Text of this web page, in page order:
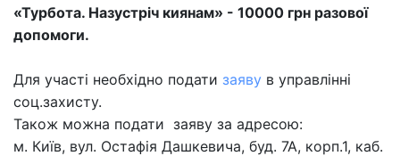
«Турбота. Назустріч киянам» - 10000 грн разової
допомоги.
Для участі необхідно подати заяву в управлінні
соц.захисту.
Також можна подати заяву за адресою:
м. Київ, вул. Остафія Дашкевича, буд. 7А, корп.1, каб.